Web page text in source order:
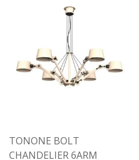
TONONE BOLT
CHANDELIER 6ARM